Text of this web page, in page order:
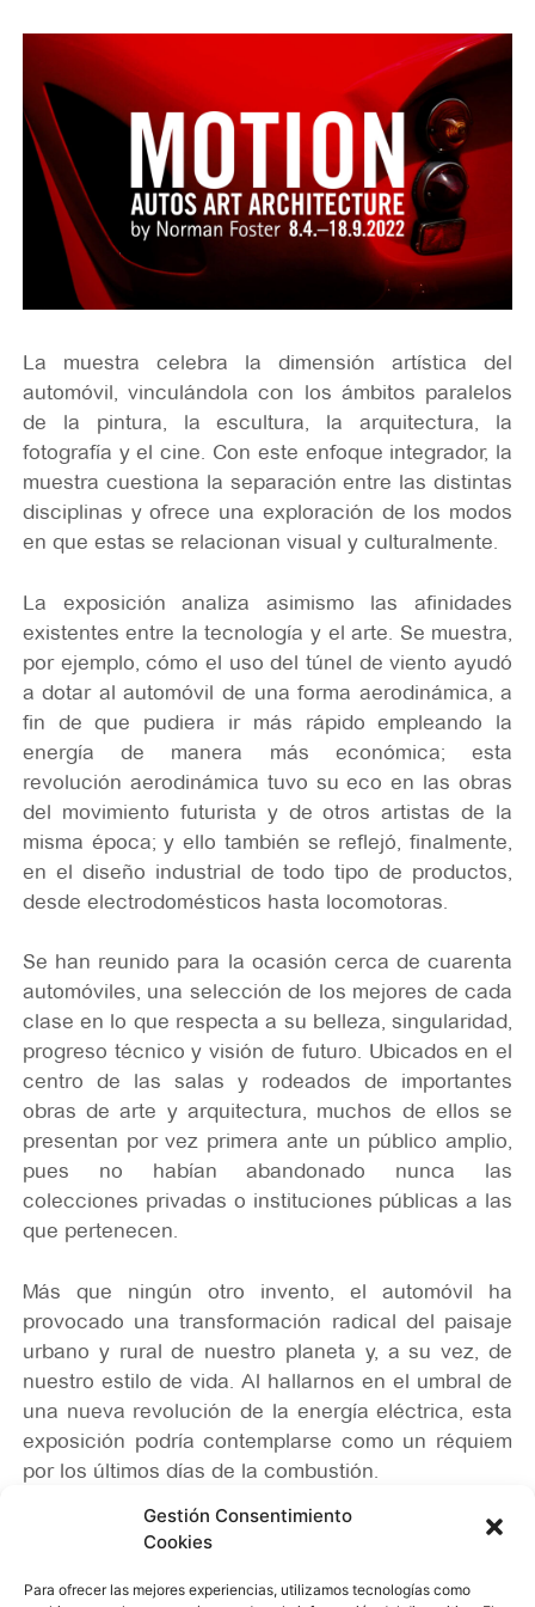
Gestión Consentimiento
Cookies
Para ofrecer las mejores experiencias, utilizamos tecnologías como
La muestra celebra la dimensión artística del
automóvil, vinculándola con los ámbitos paralelos
de la pintura, la escultura, la arquitectura, la
fotografía y el cine. Con este enfoque integrador, la
muestra cuestiona la separación entre las distintas
disciplinas y ofrece una exploración de los modos
en que estas se relacionan visual y culturalmente.
La exposición analiza asimismo las afinidades
existentes entre la tecnología y el arte. Se muestra,
por ejemplo, cómo el uso del túnel de viento ayudó
a dotar al automóvil de una forma aerodinámica, a
fin de que pudiera ir más rápido empleando la
energía de manera más económica; esta
revolución aerodinámica tuvo su eco en las obras
del movimiento futurista y de otros artistas de la
misma época; y ello también se reflejó, finalmente,
en el diseño industrial de todo tipo de productos,
desde electrodomésticos hasta locomotoras.
Se han reunido para la ocasión cerca de cuarenta
automóviles, una selección de los mejores de cada
clase en lo que respecta a su belleza, singularidad,
progreso técnico y visión de futuro. Ubicados en el
centro de las salas y rodeados de importantes
obras de arte y arquitectura, muchos de ellos se
presentan por vez primera ante un público amplio,
pues no habían abandonado nunca las
colecciones privadas o instituciones públicas a las
que pertenecen.
Más que ningún otro invento, el automóvil ha
provocado una transformación radical del paisaje
urbano y rural de nuestro planeta y, a su vez, de
nuestro estilo de vida. Al hallarnos en el umbral de
una nueva revolución de la energía eléctrica, esta
exposición podría contemplarse como un réquiem
por los últimos días de la combustión.
da por Norman Foster
Manuel
GuggenheimBilbao